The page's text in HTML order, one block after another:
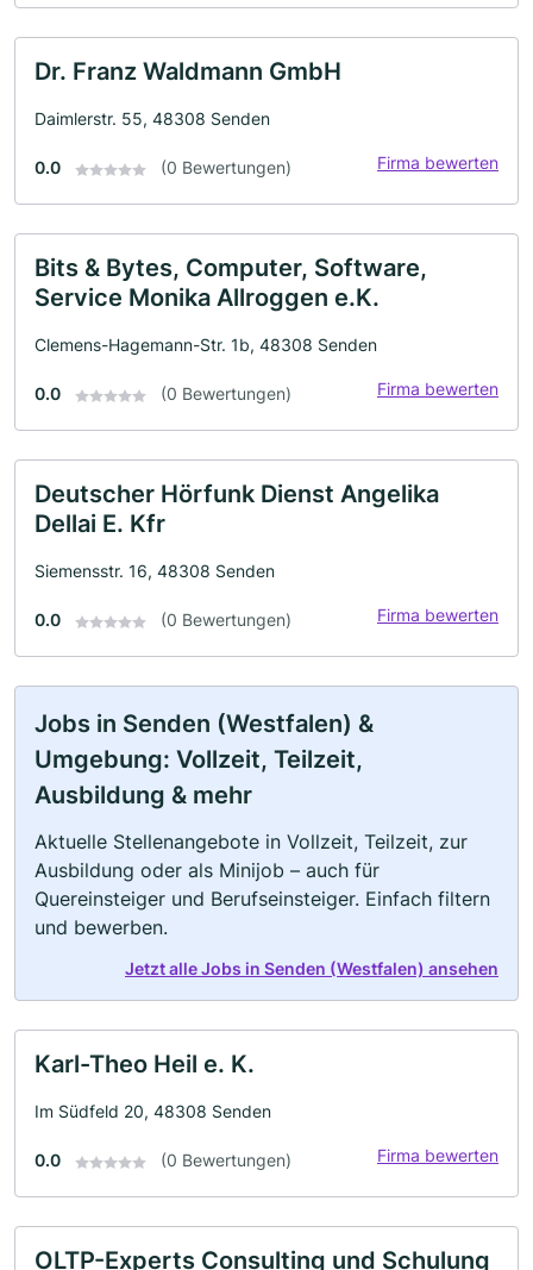
Dr. Franz Waldmann GmbH
Daimlerstr. 55, 48308 Senden
0.0 (0 Bewertungen) Firma bewerten
Bits & Bytes, Computer, Software,
Service Monika Allroggen e.K.
Clemens-Hagemann-Str. 1b, 48308 Senden
0.0 (0 Bewertungen) Firma bewerten
Deutscher Hörfunk Dienst Angelika
Dellai E. Kfr
Siemensstr. 16, 48308 Senden
0.0 (0 Bewertungen) Firma bewerten
Jobs in Senden (Westfalen) &
Umgebung: Vollzeit, Teilzeit,
Ausbildung & mehr
Aktuelle Stellenangebote in Vollzeit, Teilzeit, zur
Ausbildung oder als Minijob – auch für
Quereinsteiger und Berufseinsteiger. Einfach filtern
und bewerben.
Jetzt alle Jobs in Senden (Westfalen) ansehen
Karl-Theo Heil e. K.
Im Südfeld 20, 48308 Senden
0.0 (0 Bewertungen) Firma bewerten
OLTP-Experts Consulting und Schulung